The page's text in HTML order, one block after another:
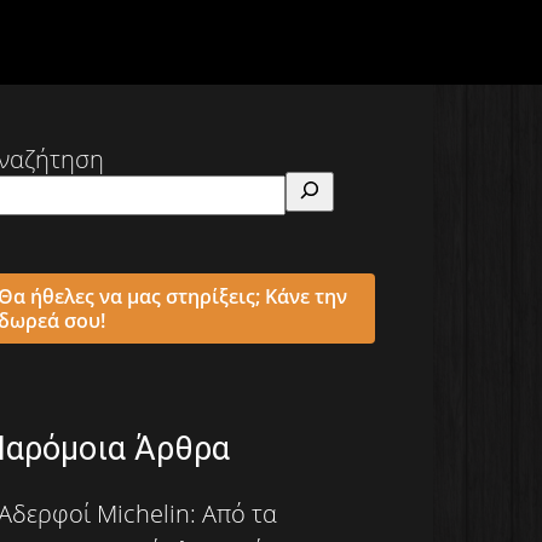
ήθελες να μας στηρίξεις; Κάνε την
σου!
Άρθρα
Michelin: Από τα